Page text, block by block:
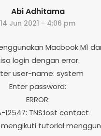
Abi Adhitama
14 Jun 2021 - 4:06 pm
Macbook M1
login dengan error.
user-name: system
Enter password:
ERROR:
12547: TNS:lost contact
tutorial